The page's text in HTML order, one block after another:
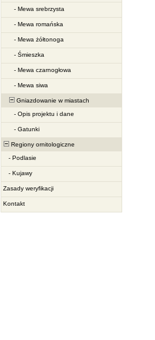
- Mewa srebrzysta
- Mewa romańska
- Mewa żółtonoga
- Śmieszka
- Mewa czarnogłowa
- Mewa siwa
Gniazdowanie w miastach
- Opis projektu i dane
- Gatunki
Regiony ornitologiczne
- Podlasie
- Kujawy
Zasady weryfikacji
Kontakt